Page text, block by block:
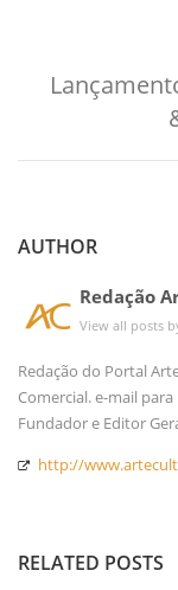
AUTHOR
Redação
View all posts
Redação do Portal
Comercial. e-mail
Fundador e Editor
http://
RELATED POSTS